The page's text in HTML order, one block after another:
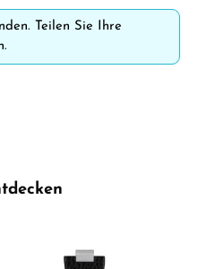
Teilen Sie Ihre